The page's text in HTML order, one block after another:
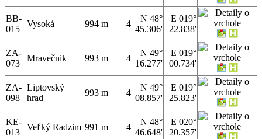
BB-
015
Vysoká 994 m 4
N 48°
45.306'
E 019°
22.838'
ZA-
073
Mravečnik 993 m 4
N 49°
16.277'
E 019°
00.734'
ZA-
098
Liptovský
hrad
993 m 4
N 49°
08.857'
E 019°
25.823'
KE-
013
Veľký Radzim 991 m 4
N 48°
46.648'
E 020°
20.357'